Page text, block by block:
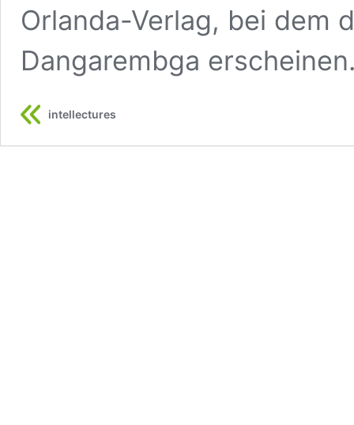
Orlanda-Verlag, bei dem
Dangarembga
intellectures